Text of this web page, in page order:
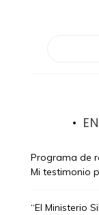
Programa de
Mi testimonio
“El Ministerio